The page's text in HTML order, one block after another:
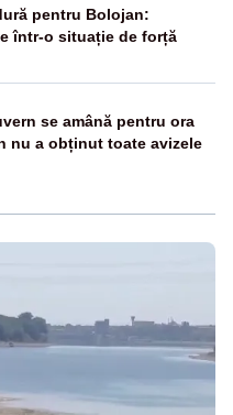
pentru Bolojan:
într-o situație de forță
se amână pentru ora
nu a obținut toate avizele